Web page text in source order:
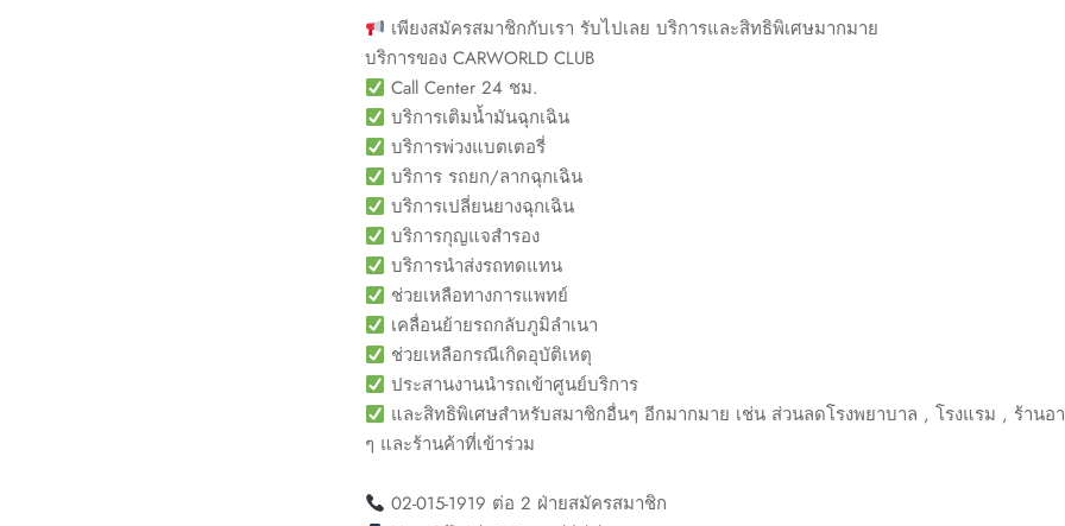
เพียงสมัครสมาชิกกับเรา รับไปเลย บริการและสิทธิพิเศษมากมาย
บริการของ CARWORLD CLUB
Call Center 24 ชม.
บริการเติมน้ำมันฉุกเฉิน
บริการพ่วงแบตเตอรี่
บริการ รถยก/ลากฉุกเฉิน
บริการเปลี่ยนยางฉุกเฉิน
บริการกุญแจสำรอง
บริการนำส่งรถทดแทน
ช่วยเหลือทางการแพทย์
เคลื่อนย้ายรถกลับภูมิลำเนา
ช่วยเหลือกรณีเกิดอุบัติเหตุ
ประสานงานนำรถเข้าศูนย์บริการ
และสิทธิพิเศษสำหรับสมาชิกอื่นๆ อีกมากมาย เช่น ส่วนลดโรงพยาบาล , โรงแรม , ร้านอ
ๆ และร้านค้าที่เข้าร่วม
02-015-1919 ต่อ 2 ฝ่ายสมัครสมาชิก